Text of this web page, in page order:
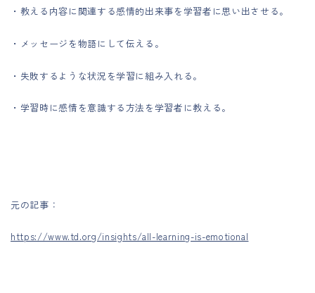
・教える内容に関連する感情的出来事を学習者に思い出させる。
・メッセージを物語にして伝える。
・失敗するような状況を学習に組み入れる。
・学習時に感情を意識する方法を学習者に教える。
元の記事：
https://www.td.org/insights/all-learning-is-emotional